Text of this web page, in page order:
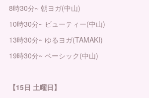
8時30分~ 朝ヨガ(中山)
10時30分~ ビューティー(中山)
13時30分~ ゆるヨガ(TAMAKI)
19時30分~ ベーシック(中山)
【15日 土曜日】